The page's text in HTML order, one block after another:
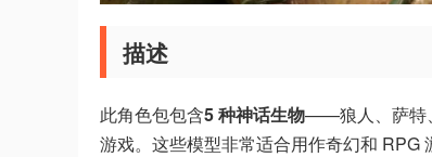
描述
此角色包包含5 种神话生物——狼人、萨特
游戏。这些模型非常适合用作奇幻和 RPG